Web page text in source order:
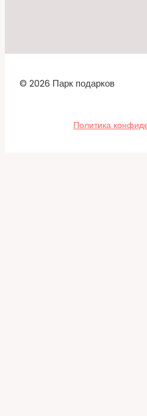
© 2026 Парк подарков
Политика